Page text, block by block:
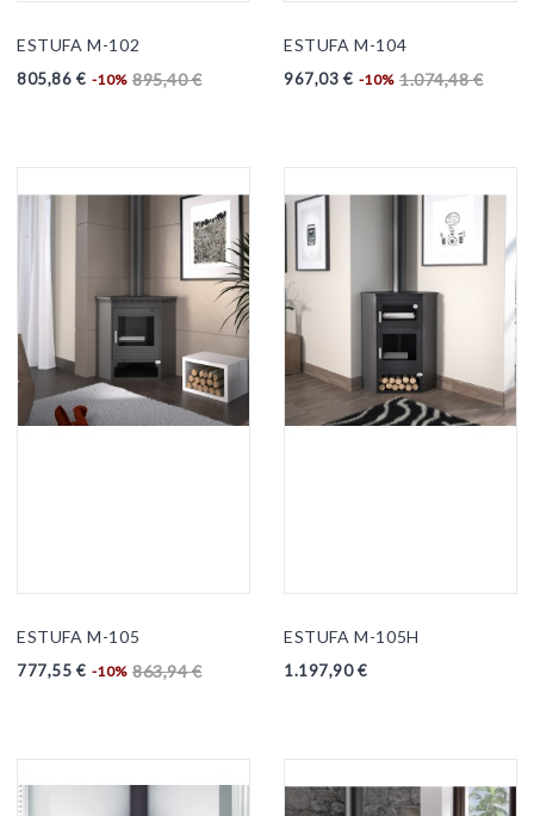
ESTUFA M-102
805,86 € -10% 895,40 €
ESTUFA M-104
967,03 € -10% 1.074,48 €
ESTUFA M-105
777,55 € -10% 863,94 €
ESTUFA M-105H
1.197,90 €